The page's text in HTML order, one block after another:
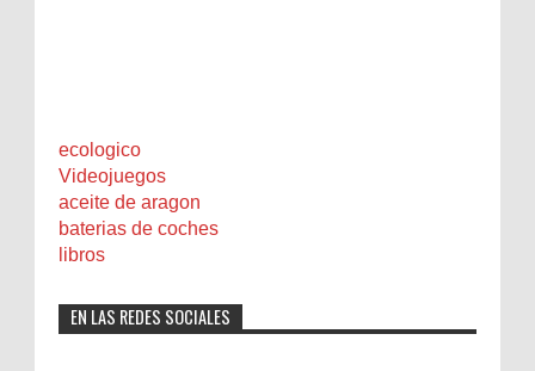
ecologico
Videojuegos
aceite de aragon
baterias de coches
libros
EN LAS REDES SOCIALES